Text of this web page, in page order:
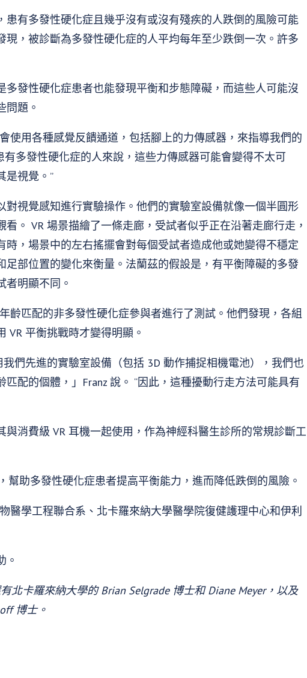
有多發性硬化症且幾乎沒有或沒有殘疾的人跌倒的風險可能
，被診斷為多發性硬化症的人平均每年至少跌倒一次。許多
發性硬化症患者也能發現平衡和步態障礙，而這些人可能沒
問題。
使用各種感覺反饋通道，包括腳上的力傳感器，來指導我們的
有多發性硬化症的人來說，這些力傳感器可能會變得不太可
是視覺。”
視覺感知進行實驗操作。他們的實驗室設備就像一個半圓形
。 VR 場景描繪了一條走廊，受試者似乎正在沿著走廊行走，
，場景中的左右搖擺會對每個受試者造成他或她變得不穩定
部位置的變化來衡量。法蘭茲的假設是，有平衡障礙的多發
者明顯不同。
齡匹配的非多發性硬化症參與者進行了測試。他們發現，各組
VR 平衡挑戰時才變得明顯。
我們先進的實驗室設備（包括 3D 動作捕捉相機電池），我們也
配的個體，」Franz 說。 “因此，這種擾動行走方法可能具有
消費級 VR 耳機一起使用，作為神經科醫生診所的常規診斷工
幫助多發性硬化症患者提高平衡能力，進而降低跌倒的風險。
醫學工程聯合系、北卡羅來納大學醫學院復健護理中心和伊利
。
北卡羅來納大學的 Brian Selgrade 博士和 Diane Meyer，以及
博士。